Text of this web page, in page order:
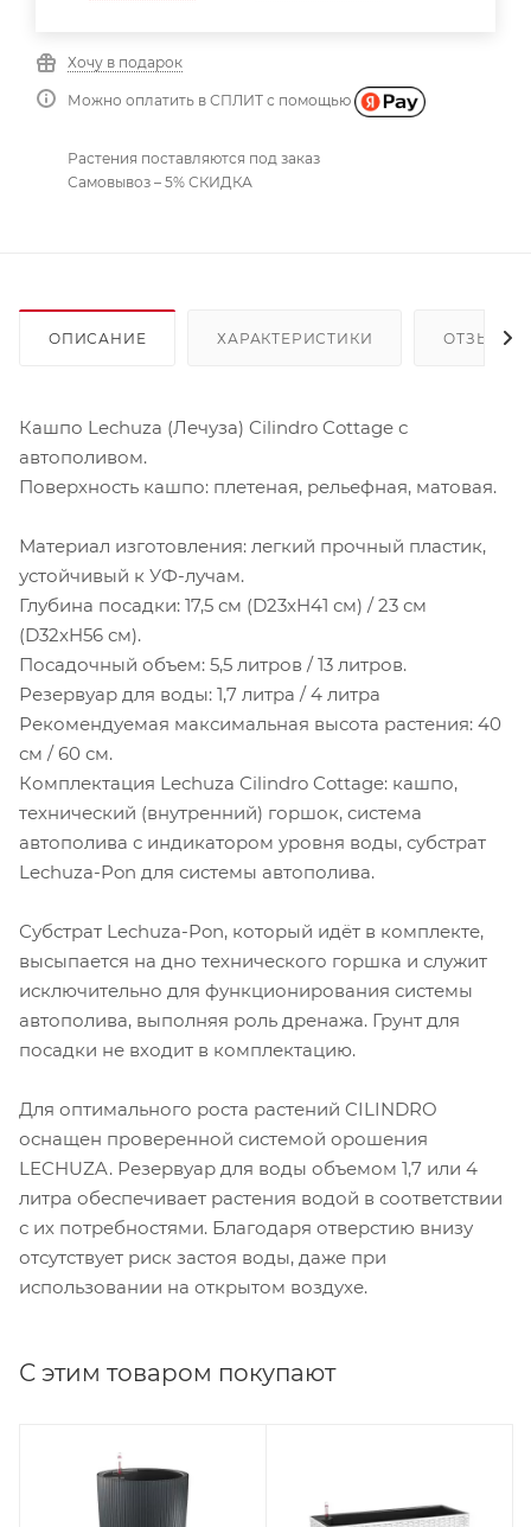
Хочу в подарок
Можно оплатить в СПЛИТ с помощью
Растения поставляются под заказ
Самовывоз – 5% СКИДКА
ОПИСАНИЕ ХАРАКТЕРИСТИКИ ОТЗЫВЫ
Кашпо Lechuza (Лечуза) Cilindro Cottage с
автополивом.
Поверхность кашпо: плетеная, рельефная, матовая.
Материал изготовления: легкий прочный пластик,
устойчивый к УФ-лучам.
Глубина посадки: 17,5 см (D23xH41 см) / 23 см
(D32xH56 см).
Посадочный объем: 5,5 литров / 13 литров.
Резервуар для воды: 1,7 литра / 4 литра
Рекомендуемая максимальная высота растения: 40
см / 60 см.
Комплектация Lechuza Cilindro Cottage: кашпо,
технический (внутренний) горшок, система
автополива с индикатором уровня воды, субстрат
Lechuza-Pon для системы автополива.
Субстрат Lechuza-Pon, который идёт в комплекте,
высыпается на дно технического горшка и служит
исключительно для функционирования системы
автополива, выполняя роль дренажа. Грунт для
посадки не входит в комплектацию.
Для оптимального роста растений CILINDRO
оснащен проверенной системой орошения
LECHUZA. Резервуар для воды объемом 1,7 или 4
литра обеспечивает растения водой в соответствии
с их потребностями. Благодаря отверстию внизу
отсутствует риск застоя воды, даже при
использовании на открытом воздухе.
С этим товаром покупают